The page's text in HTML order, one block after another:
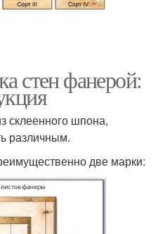
стен фанерой:
склеенного шпона,
различным.
две марки: